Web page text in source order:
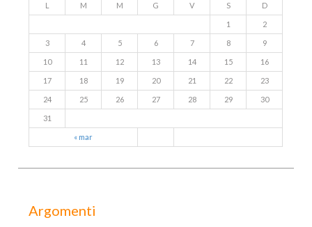
L M M G V S D
« mar
1 2
3 4 5 6 7 8 9
10 11 12 13 14 15 16
17 18 19 20 21 22 23
24 25 26 27 28 29 30
31
Argomenti